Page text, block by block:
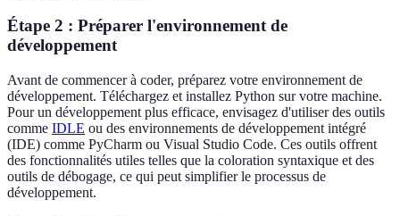
Étape 2 : Préparer l'environnement de
développement
Avant de commencer à coder, préparez votre environnement de
développement. Téléchargez et installez Python sur votre machine.
Pour un développement plus efficace, envisagez d'utiliser des outils
comme IDLE ou des environnements de développement intégré
(IDE) comme PyCharm ou Visual Studio Code. Ces outils offrent
des fonctionnalités utiles telles que la coloration syntaxique et des
outils de débogage, ce qui peut simplifier le processus de
développement.